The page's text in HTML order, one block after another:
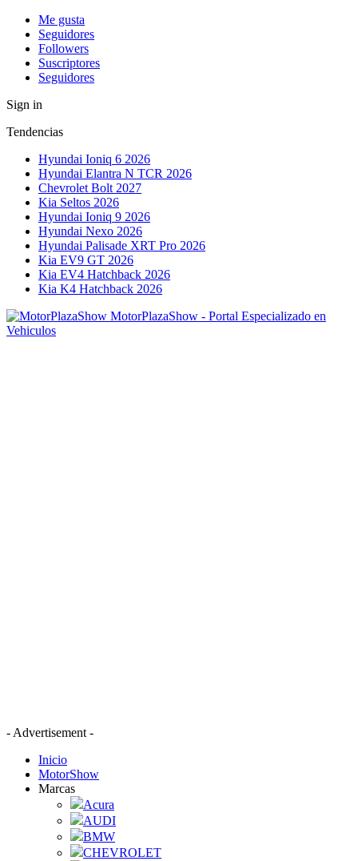
Me gusta
Seguidores
Followers
Suscriptores
Seguidores
Sign in
Tendencias
Hyundai Ioniq 6 2026
Hyundai Elantra N TCR 2026
Chevrolet Bolt 2027
Kia Seltos 2026
Hyundai Ioniq 9 2026
Hyundai Nexo 2026
Hyundai Palisade XRT Pro 2026
Kia EV9 GT 2026
Kia EV4 Hatchback 2026
Kia K4 Hatchback 2026
MotorPlazaShow - Portal Especializado en
Vehiculos
- Advertisement -
Inicio
MotorShow
Marcas
Acura
AUDI
BMW
CHEVROLET